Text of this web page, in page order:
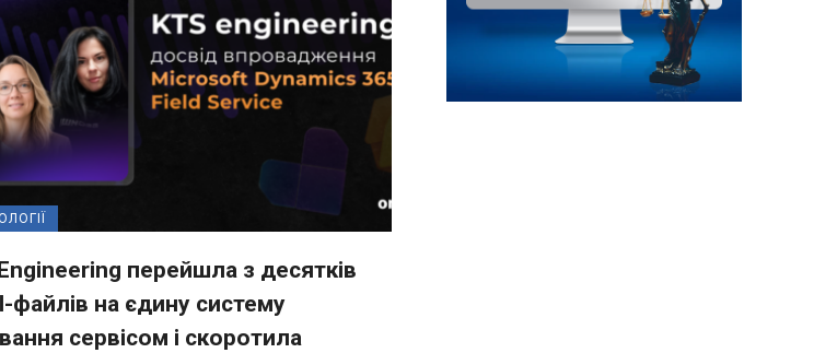
перейшла з десятків
файлів на єдину систему
сервісом і скоротила